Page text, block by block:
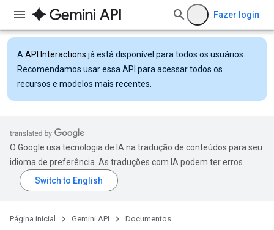
Fazer login
A API Interactions já está disponível para todos os usuários.
Recomendamos usar essa API para acessar todos os
recursos e modelos mais recentes.
O Google usa tecnologia de IA na tradução de conteúdos para seu
idioma de preferência. As traduções com IA podem ter erros.
Página inicial Gemini API Documentos